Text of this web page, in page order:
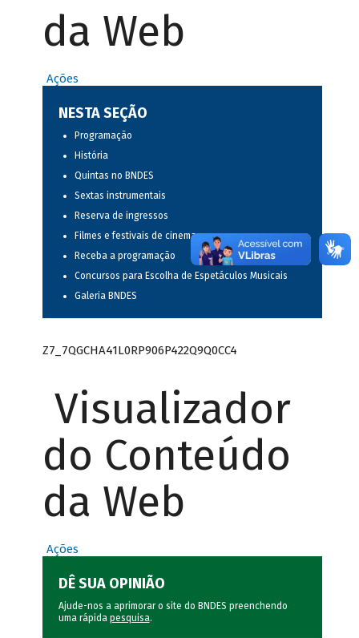
da Web
Ações
NESTA SEÇÃO
Programação
História
Quintas no BNDES
Sextas instrumentais
Reserva de ingressos
Filmes e festivais de cinema
Receba a programação
Concursos para Escolha de Espetáculos Musicais
Galeria BNDES
Z7_7QGCHA41L0RP906P422Q9Q0CC4
Visualizador
do Conteúdo
da Web
Ações
DÊ SUA OPINIÃO
Ajude-nos a aprimorar o site do BNDES preenchendo
uma rápida pesquisa.